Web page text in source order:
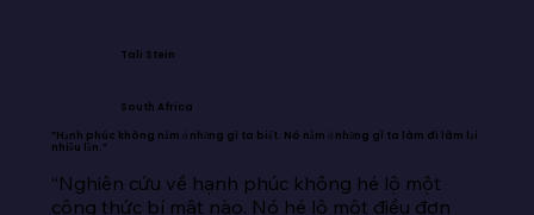
Tali Stein
South Africa
“Hạnh phúc không nằm ở những gì ta biết. Nó nằm ở những gì ta làm đi làm lại
nhiều lần.”
“Nghiên cứu về hạnh phúc không hé lộ một
công thức bí mật nào. Nó hé lộ một điều đơn